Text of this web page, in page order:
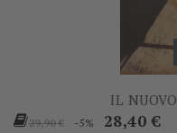
IL
Prezzo
29,90 € -5% Prezzo
28,40 €